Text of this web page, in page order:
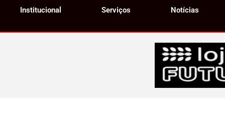
Institucional Serviços Notícias